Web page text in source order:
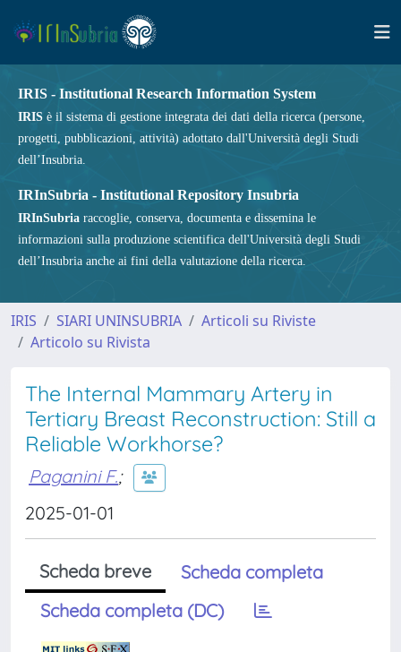
IRIS - Institutional Research Information System
IRIS è il sistema di gestione integrata dei dati della ricerca (persone,
progetti, pubblicazioni, attività) adottato dall'Università degli Studi
dell’Insubria.
IRInSubria - Institutional Repository Insubria
IRInSubria raccoglie, conserva, documenta e dissemina le
informazioni sulla produzione scientifica dell'Università degli Studi
dell’Insubria anche ai fini della valutazione della ricerca.
IRIS SIARI UNINSUBRIA
Articoli su Riviste
Articolo su Rivista
The Internal Mammary Artery in
Tertiary Breast Reconstruction: Still a
Reliable Workhorse?
Paganini F.;
2025-01-01
Scheda breve
Scheda completa
Scheda completa (DC)